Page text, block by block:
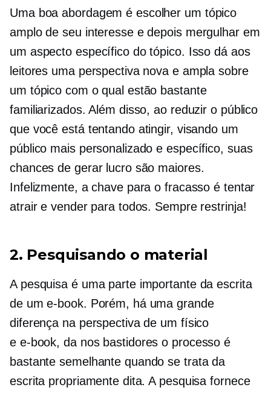
Uma boa abordagem é escolher um tópico
amplo de seu interesse e depois mergulhar em
um aspecto específico do tópico. Isso dá aos
leitores uma perspectiva nova e ampla sobre
um tópico com o qual estão bastante
familiarizados. Além disso, ao reduzir o público
que você está tentando atingir, visando um
público mais personalizado e específico, suas
chances de gerar lucro são maiores.
Infelizmente, a chave para o fracasso é tentar
atrair e vender para todos. Sempre restrinja!
2. Pesquisando o material
A pesquisa é uma parte importante da escrita
de um e-book. Porém, há uma grande
diferença na perspectiva de um físico
e e-book, da nos bastidores o processo é
bastante semelhante quando se trata da
escrita propriamente dita. A pesquisa fornece